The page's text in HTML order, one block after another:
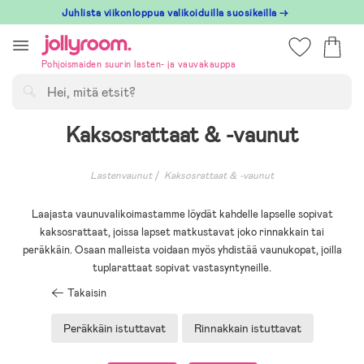
till
innehållet
Juhlista viikonloppua valikoiduilla suosikeilla →
Pohjoismaiden suurin lasten- ja vauvakauppa
Kaksosrattaat & -vaunut
Lastenvaunut Kaksosrattaat & -vaunut
Laajasta vaunuvalikoimastamme löydät kahdelle lapselle sopivat
kaksosrattaat, joissa lapset matkustavat joko rinnakkain tai
peräkkäin. Osaan malleista voidaan myös yhdistää vaunukopat, joilla
tuplarattaat sopivat vastasyntyneille.
Takaisin
Peräkkäin istuttavat Rinnakkain istuttavat